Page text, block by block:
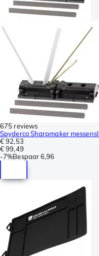
675 reviews
Spyderco Sharpmaker
€ 92,53
€ 99,49
-7%Bespaar6,96